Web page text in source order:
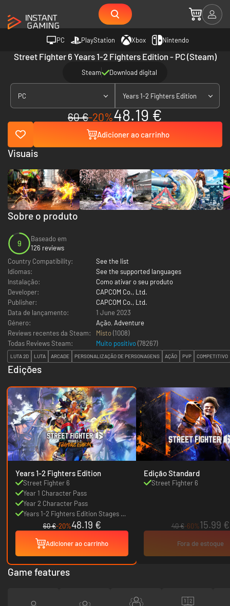
PC PlayStation Xbox Nintendo
Street Fighter 6 Years 1-2 Fighters Edition - PC (Steam)
Steam Download digital
PC Years 1-2 Fighters Edition
60 €-20%48.19 €
Adicioner ao carrinho
Sobre o produto
9
Baseado em
126 reviews
Country Compatibility:
See the list
Idiomas:
See the supported languages
Instalação:
Como ativar o seu produto
Developer:
CAPCOM Co., Ltd.
Publisher:
CAPCOM Co., Ltd.
Data de lançamento:
1 June 2023
Género:
Ação, Adventure
Reviews recentes da Steam:
Misto(1008)
Todas Reviews Steam:
Muito positivo(78267)
LUTA 2D LUTA ARCADE PERSONALIZAÇÃO DE PERSONAGENS AÇÃO PVP COMPETITIVO
Edições
Years 1-2 Fighters Edition
Street Fighter 6
Year 1 Character Pass
Year 2 Character Pass
Years 1-2 Fighters Edition Stages &
60 €-20%48.19 €
Adicioner ao carrinho
Edição Standard
Street Fighter 6
40 €-60%15.99 €
Fora de estoque
Visuais
Game features